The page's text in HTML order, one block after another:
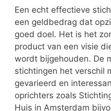
Een echt effectieve
een geldbedrag dat
goed doel. Het is het
product van een visie
wordt bijgehouden. De
stichtingen het verschil
gevarieerd en
oprichters zoals
Huis in Amsterdam